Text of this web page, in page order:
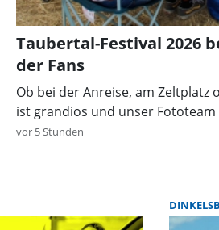
Taubertal-Festival 2026
der Fans
Ob bei der Anreise, am
ist grandios und unser
vor 5 Stunden